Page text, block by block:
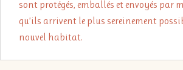
sont protégés, emballés et envoyés par
qu’ils arrivent le plus sereinement
nouvel habitat.